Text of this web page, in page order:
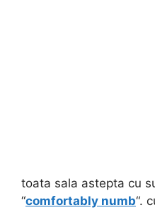
toata sala astepta cu
“comfortably numb“.